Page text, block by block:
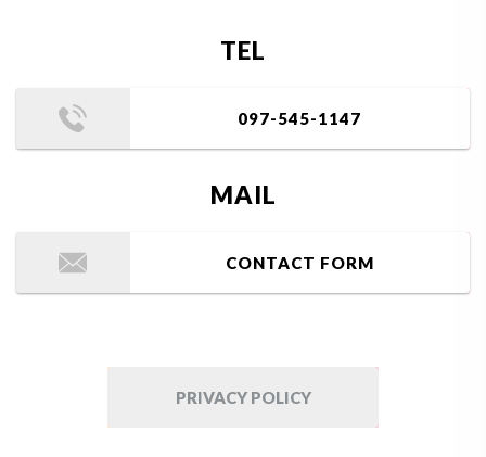
TEL
097-545-1147
MAIL
CONTACT FORM
PRIVACY POLICY